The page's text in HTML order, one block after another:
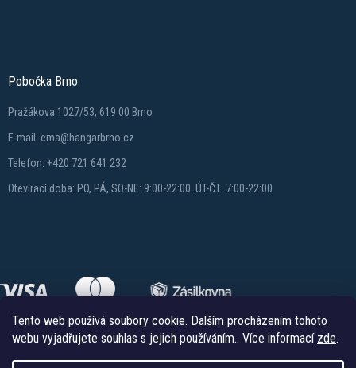
Tento web používá soubory cookie. Dalším procházením tohoto
webu vyjadřujete souhlas s jejich používáním.. Více informací zde.
Pobočka Brno
Pražákova 1027/53, 619 00 Brno
E-mail: ema@hangarbrno.cz
Telefon: +420 721 641 232
Otevírací doba: PO, PÁ, SO-NE: 9:00-22:00. ÚT-ČT: 7:00-22:00